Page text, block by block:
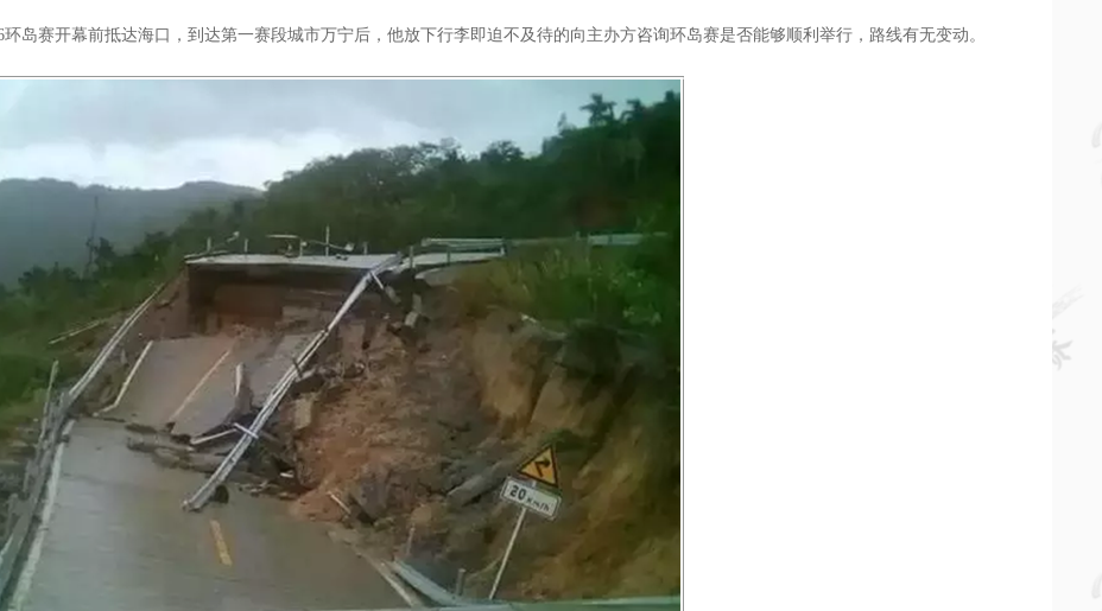
岛赛开幕前抵达海口，到达第一赛段城市万宁后，他放下行李即迫不及待的向主办方咨询环岛赛是否能够顺利举行，路线有无变动。